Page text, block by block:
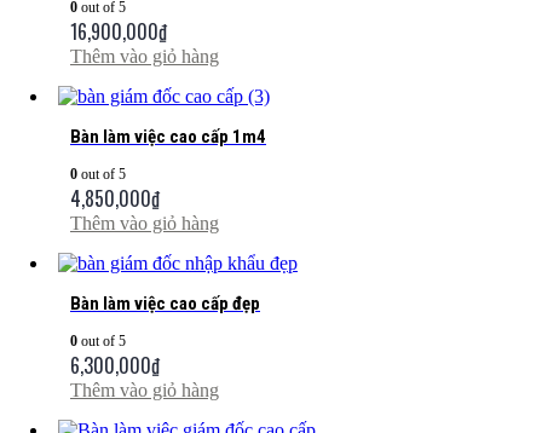
0 out of 5
16,900,000₫
Thêm vào giỏ hàng
Bàn làm việc cao cấp 1m4
0 out of 5
4,850,000₫
Thêm vào giỏ hàng
Bàn làm việc cao cấp đẹp
0 out of 5
6,300,000₫
Thêm vào giỏ hàng